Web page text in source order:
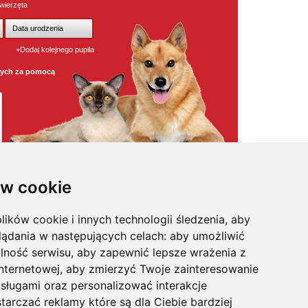
cookie
cookie i innych technologii śledzenia, aby
w następujących celach: aby umożliwić
serwisu, aby zapewnić lepsze wrażenia z
, aby zmierzyć Twoje zainteresowanie
oraz personalizować interakcje
reklamy które są dla Ciebie bardziej
+Dodaj kolejnego pupila
za pomocą
,pielęgnacja odstraszacze psów,witaminy / odżywki,na
legowiska dla psa maty samochodowe
karmy w super cenach ,posezonowa wyprzedaż,
, profilaktyka ,
Felix, Gourmet, Happy Dog, Hills, IAMS, Kitekat, Mera Dog,